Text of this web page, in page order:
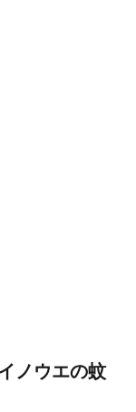
ノウエの蚊